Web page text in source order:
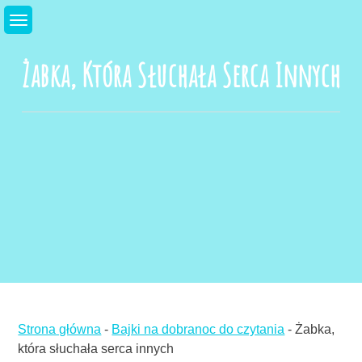
Skip
to
Żabka, Która Słuchała Serca Innych
Strona główna - Bajki na dobranoc do czytania -Żabka,
która słuchała serca innych